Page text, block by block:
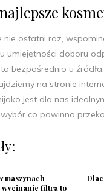
nie ostatni raz,
umiejętności doboru
bezpośrednio u
na stronie
jest dla nas
co powinno
maszynach
wycinanie filtra to